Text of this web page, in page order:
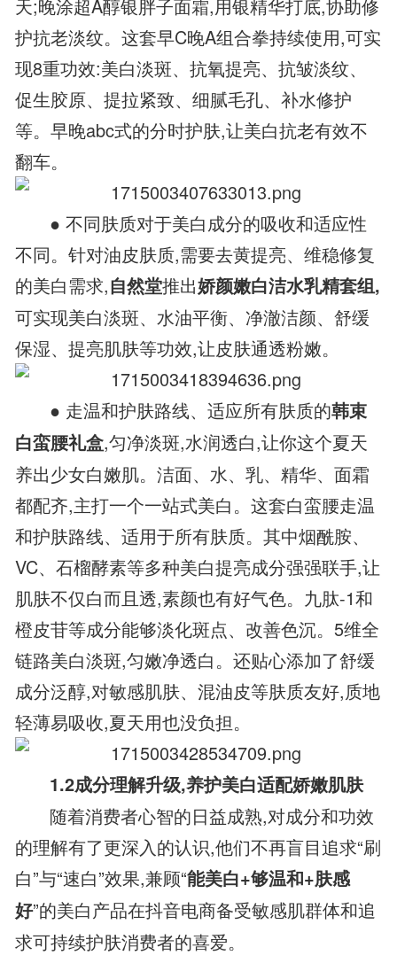
天;晚涂超A醇银胖子面霜,用银精华打底,协助修
护抗老淡纹。这套早C晚A组合拳持续使用,可实
现8重功效:美白淡斑、抗氧提亮、抗皱淡纹、
促生胶原、提拉紧致、细腻毛孔、补水修护
等。早晚abc式的分时护肤,让美白抗老有效不
翻车。
● 不同肤质对于美白成分的吸收和适应性
不同。针对油皮肤质,需要去黄提亮、维稳修复
的美白需求,自然堂推出娇颜嫩白洁水乳精套组,
可实现美白淡斑、水油平衡、净澈洁颜、舒缓
保湿、提亮肌肤等功效,让皮肤通透粉嫩。
● 走温和护肤路线、适应所有肤质的韩束
白蛮腰礼盒,匀净淡斑,水润透白,让你这个夏天
养出少女白嫩肌。洁面、水、乳、精华、面霜
都配齐,主打一个一站式美白。这套白蛮腰走温
和护肤路线、适用于所有肤质。其中烟酰胺、
VC、石榴酵素等多种美白提亮成分强强联手,让
肌肤不仅白而且透,素颜也有好气色。九肽-1和
橙皮苷等成分能够淡化斑点、改善色沉。5维全
链路美白淡斑,匀嫩净透白。还贴心添加了舒缓
成分泛醇,对敏感肌肤、混油皮等肤质友好,质地
轻薄易吸收,夏天用也没负担。
1.2成分理解升级,养护美白适配娇嫩肌肤
随着消费者心智的日益成熟,对成分和功效
的理解有了更深入的认识,他们不再盲目追求“刷
白”与“速白”效果,兼顾“能美白+够温和+肤感
好”的美白产品在抖音电商备受敏感肌群体和追
求可持续护肤消费者的喜爱。